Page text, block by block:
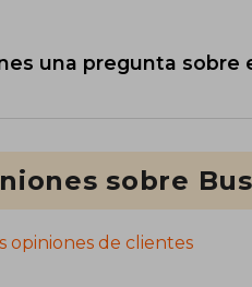
una pregunta sobre
sobre
opiniones de clientes